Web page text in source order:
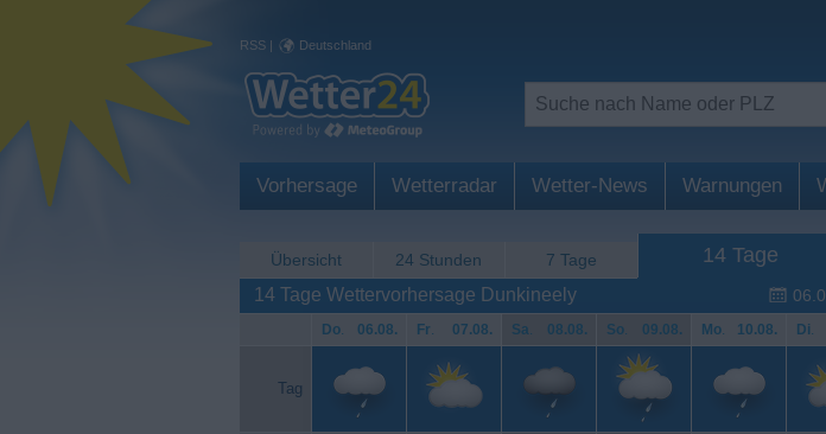
RSS | Deutschland
Vorhersage Wetterradar Wetter-News Warnungen
Übersicht 24 Stunden 7 Tage 14 Tage
14 Tage Wettervorhersage Dunkineely
Do. 06.08. Fr. 07.08. Sa. 08.08. So. 09.08. Mo. 10.08. Di.
Tag